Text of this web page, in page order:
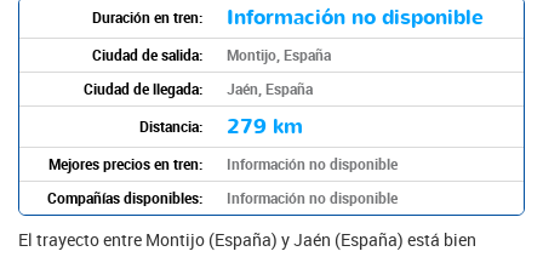
Duración en tren: Información no disponible
Ciudad de salida:
Montijo, España
Ciudad de llegada:
Jaén, España
Distancia:
279 km
Mejores precios en tren:
Información no disponible
Compañías disponibles:
Información no disponible
El trayecto entre Montijo (España) y Jaén (España) está bien